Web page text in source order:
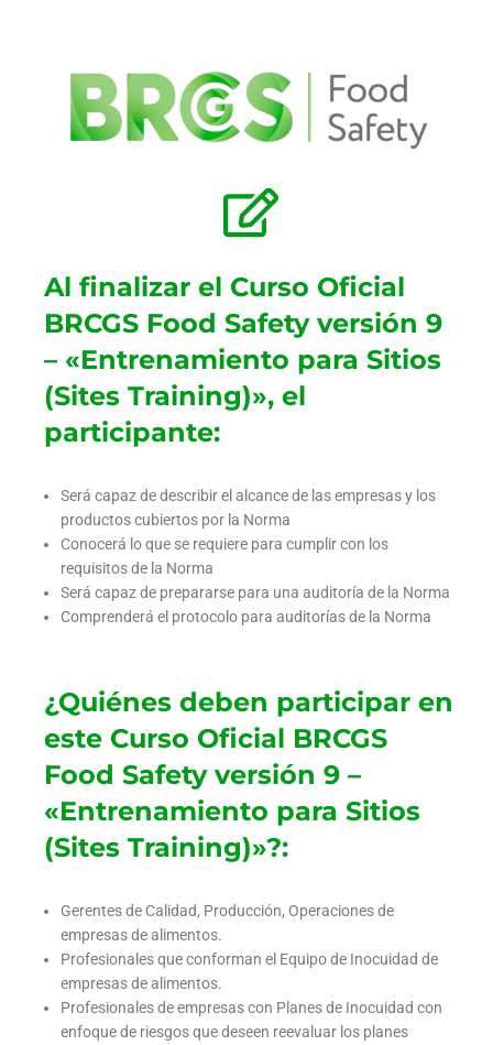
Al finalizar el Curso Oficial
BRCGS Food Safety versión 9
– «Entrenamiento para Sitios
(Sites Training)», el
participante:
Será capaz de describir el alcance de las empresas y los
productos cubiertos por la Norma
Conocerá lo que se requiere para cumplir con los
requisitos de la Norma
Será capaz de prepararse para una auditoría de la Norma
Comprenderá el protocolo para auditorías de la Norma
¿Quiénes deben participar en
este Curso Oficial BRCGS
Food Safety versión 9 –
«Entrenamiento para Sitios
(Sites Training)»?:
Gerentes de Calidad, Producción, Operaciones de
empresas de alimentos.
Profesionales que conforman el Equipo de Inocuidad de
empresas de alimentos.
Profesionales de empresas con Planes de Inocuidad con
enfoque de riesgos que deseen reevaluar los planes